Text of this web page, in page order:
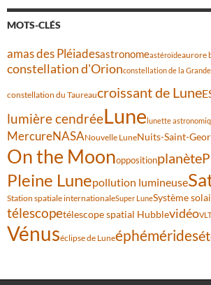
MOTS-CLÉS
amas des Pléiadesastronomeastéroïdeaurore
constellation d'Orionconstellation de la
constellation du Taureaucroissant de Lune
lumière cendréeLunelunette
MercureNASANouvelle LuneNuits-Saint-
On the Moonoppositionplanète
Pleine Lunepollution lumineuse
Station spatiale internationaleSuper LuneSystème
télescopetélescope spatial HubblevidéoVLT
Vénuséclipse de Luneéphémérides